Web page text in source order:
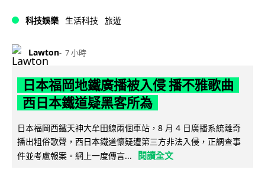
科技娛樂 生活科技 旅遊
Lawton 7 小時
日本福岡地鐵廣播被入侵 播不雅歌曲
西日本鐵道疑黑客所為
日本福岡西鐵天神大牟田線兩個車站，8 月 4 日廣播系統離奇
播出粗俗歌聲，西日本鐵道懷疑遭第三方非法入侵，正調查事
件並考慮報案。網上一度傳言...
閱讀全文